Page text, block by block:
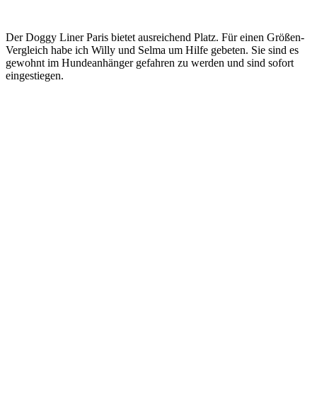
Der Doggy Liner Paris bietet ausreichend Platz. Für einen Größen-
Vergleich habe ich Willy und Selma um Hilfe gebeten. Sie sind es
gewohnt im Hundeanhänger gefahren zu werden und sind sofort
eingestiegen.